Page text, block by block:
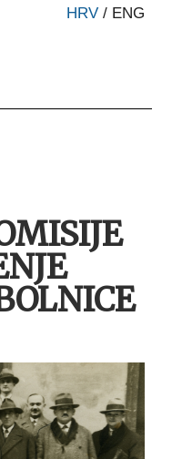
HRV / ENG